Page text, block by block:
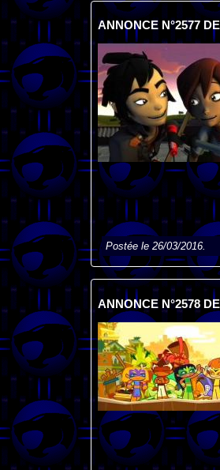
ANNONCE N°2577
Postée le 26/03/2016.
ANNONCE N°2578